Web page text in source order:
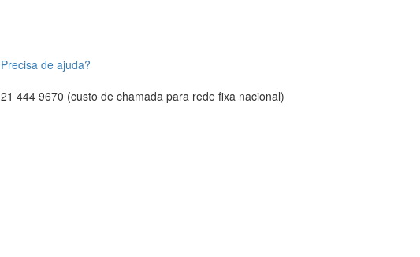
Precisa de ajuda?
21 444 9670 (custo de chamada para rede fixa nacional)